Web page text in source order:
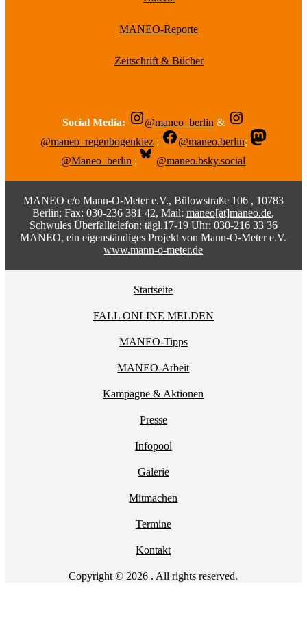
MANEO-Reporte
Zeitschrift & Bücher
Social Media: @maneo_berlin &
@maneo_regenbogenkiez ; @maneo.berlin;
@Maneo_berlin ; @maneo.bsky.social
MANEO c/o Mann-O-Meter e.V., Bülowstraße 106 , 10783
Berlin; Fax: 030-236 381 42, Mail:maneo[at]maneo.de,
Schwules Überfalltelefon: tägl.17-19 Uhr: 030-216 33 36
MANEO, ein eigenständiges Projekt von Mann-O-Meter e.V.
www.mann-o-meter.de
Startseite
FALL ONLINE MELDEN
MANEO-Tipps
MANEO-Arbeit
Kampagne & Aktionen
Presse
Infopool
Galerie
Mitmachen
Termine
Kontakt
Copyright © 2026 . All rights reserved.